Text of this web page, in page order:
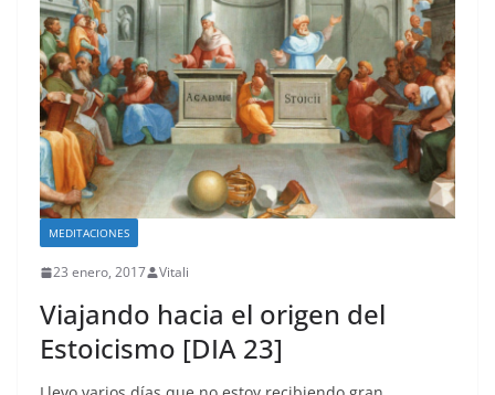
MEDITACIONES
23 enero, 2017 Vitali
Viajando hacia el origen del
Estoicismo [DIA 23]